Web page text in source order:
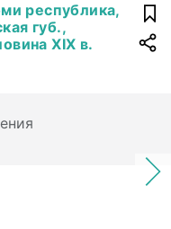
республика,
губ.,
XIX в.